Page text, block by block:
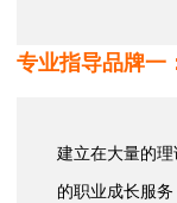
专业指导品牌一
建立在大量的
的职业成长服